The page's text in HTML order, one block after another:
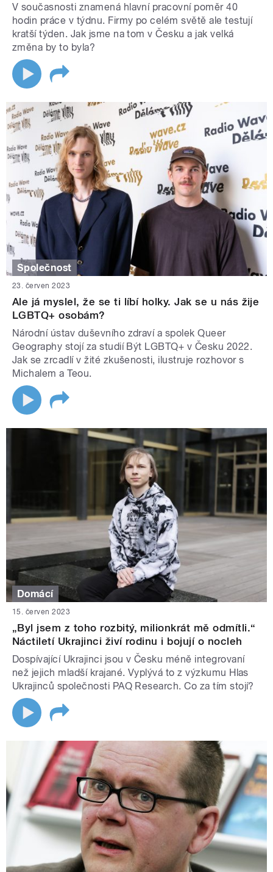
V současnosti znamená hlavní pracovní poměr 40
hodin práce v týdnu. Firmy po celém světě ale testují
kratší týden. Jak jsme na tom v Česku a jak velká
změna by to byla?
Společnost
23. červen 2023
Ale já myslel, že se ti líbí holky. Jak se u nás žije
LGBTQ+ osobám?
Národní ústav duševního zdraví a spolek Queer
Geography stojí za studií Být LGBTQ+ v Česku 2022.
Jak se zrcadlí v žité zkušenosti, ilustruje rozhovor s
Michalem a Teou.
Domácí
15. červen 2023
„Byl jsem z toho rozbitý, milionkrát mě odmítli.“
Náctiletí Ukrajinci živí rodinu i bojují o nocleh
Dospívající Ukrajinci jsou v Česku méně integrovaní
než jejich mladší krajané. Vyplývá to z výzkumu Hlas
Ukrajinců společnosti PAQ Research. Co za tím stojí?